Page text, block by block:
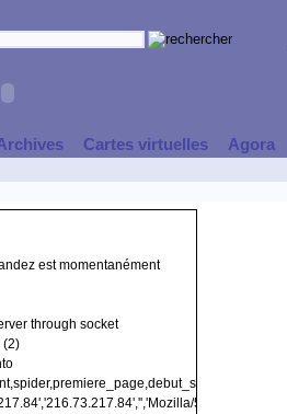
Cartes virtuelles Agora
est momentanément
through socket
(2)
5.0